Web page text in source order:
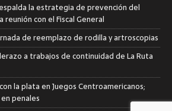
la estrategia de prevención del
con el Fiscal General
de reemplazo de rodilla y artroscopias
a trabajos de continuidad de La Ruta
la plata en Juegos Centroamericanos;
penales